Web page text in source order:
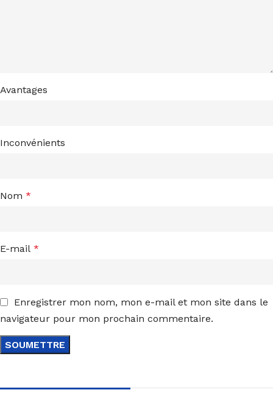
Avantages
Inconvénients
Nom *
E-mail *
Enregistrer mon nom, mon e-mail et mon site dans le
navigateur pour mon prochain commentaire.